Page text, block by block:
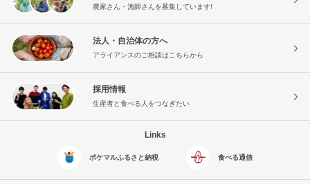
農家さん・漁師さんを募集しています!
法人・自治体の方へ
アライアンスのご相談はこちらから
採用情報
生産者と食べる人をつなぎたい
Links
ポケマルふるさと納税 食べる通信